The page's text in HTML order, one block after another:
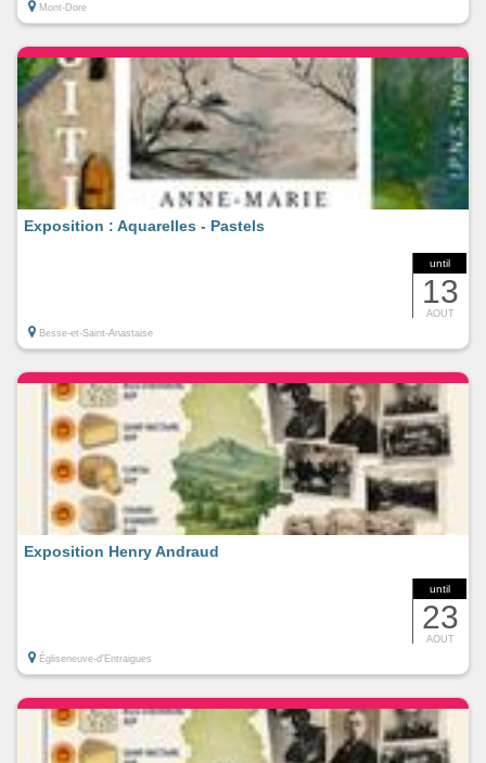
Mont-Dore
until
13
AOUT
Exposition : Aquarelles - Pastels
Besse-et-Saint-Anastaise
until
23
AOUT
Exposition Henry Andraud
Égliseneuve-d'Entraigues